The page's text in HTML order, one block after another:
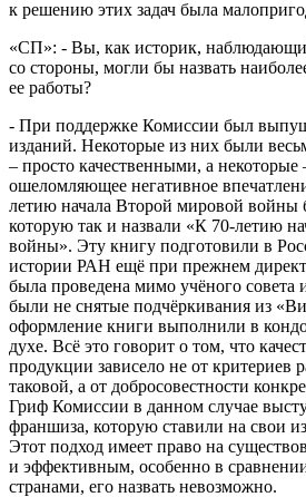
к решению этих задач была
«СП»: - Вы, как историк,
со стороны, могли бы назвать
ее работы?
- При поддержке Комиссии был
изданий. Некоторые из них были
– просто качественными, а некоторые
ошеломляющее негативное
летию начала Второй мировой войны
которую так и назвали «К 70-летию
войны». Эту книгу подготовили в
истории РАН ещё при прежнем
была проведена мимо учёного совета
были не снятые подчёркивания из
оформление книги выполнили в
духе. Всё это говорит о том, что
продукции зависело не от критериев
таковой, а от добросовестности
Гриф Комиссии в данном случае
франшиза, которую ставили на свои
Этот подход имеет право на
и эффективным, особенно в
странами, его назвать невозможно.